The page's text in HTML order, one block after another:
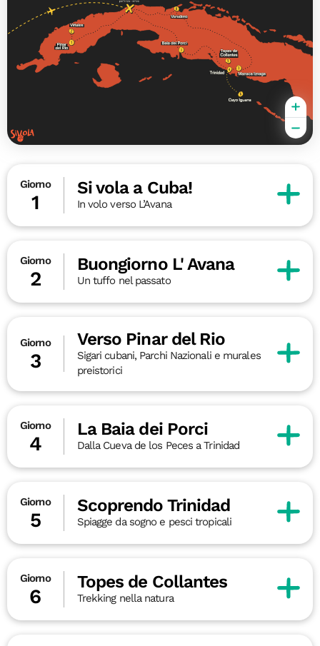
Giorno
1
Si vola a Cuba!
In volo verso L’Avana
Giorno
2
Buongiorno L' Avana
Un tuffo nel passato
Giorno
3
Verso Pinar del Rio
Sigari cubani, Parchi Nazionali e murales
preistorici
Giorno
4
La Baia dei Porci
Dalla Cueva de los Peces a Trinidad
Giorno
5
Scoprendo Trinidad
Spiagge da sogno e pesci tropicali
Giorno
6
Topes de Collantes
Trekking nella natura